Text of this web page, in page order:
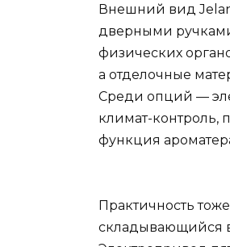
Внешний вид
дверными
физических
а отделочные
Среди опций —
климат-контроль,
функция
Практичность
складывающийся